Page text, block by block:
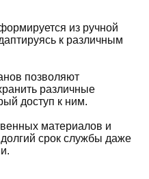
из ручной
к различным
позволяют
различные
доступ к ним.
материалов и
срок службы даже